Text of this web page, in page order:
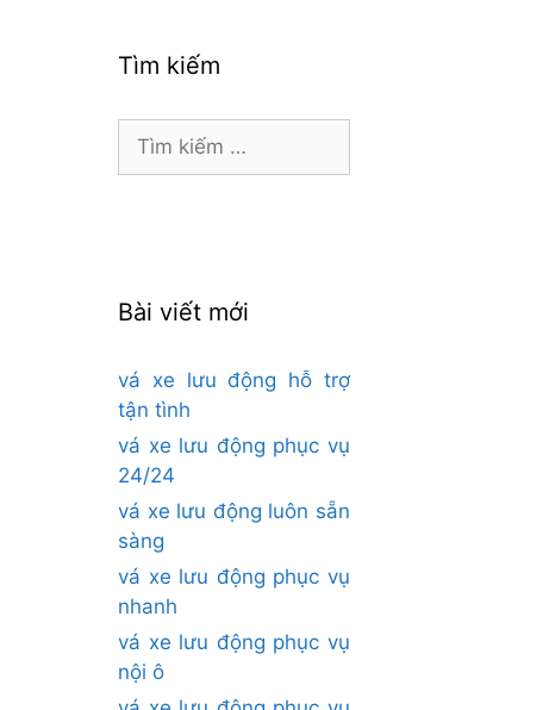
Tìm kiếm
Tìm
Bài viết mới
vá xe lưu động hỗ trợ
tận tình
vá xe lưu động phục vụ
24/24
vá xe lưu động luôn sẵn
sàng
vá xe lưu động phục vụ
nhanh
vá xe lưu động phục vụ
nội ô